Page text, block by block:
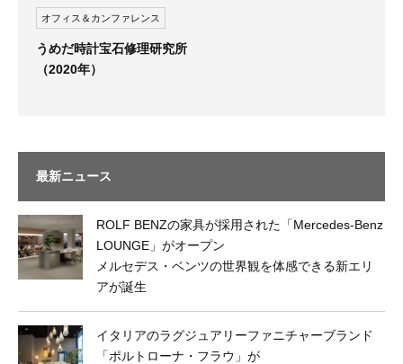
オフィス＆カンファレンス
うめだ時計宝石修理研究所
（2020年）
最新ニュース
ROLF BENZの家具が採用された「Mercedes-Benz
LOUNGE」がオープン
メルセデス・ベンツの世界観を体感できる新エリ
アが誕生
イタリアのラグジュアリーファニチャーブランド
「ポルトローナ・フラウ」が